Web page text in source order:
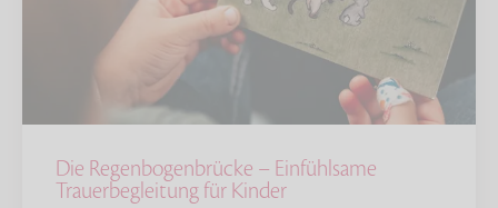
Die Regenbogenbrücke – Einfühlsame
Trauerbegleitung für Kinder